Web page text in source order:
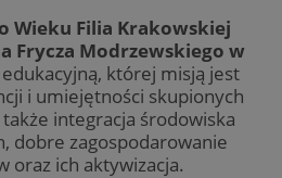
Wieku Filia Krakowskiej
Frycza Modrzewskiego w
której misją jest
i umiejętności skupionych
także integracja środowiska
dobre zagospodarowanie
oraz ich aktywizacja.